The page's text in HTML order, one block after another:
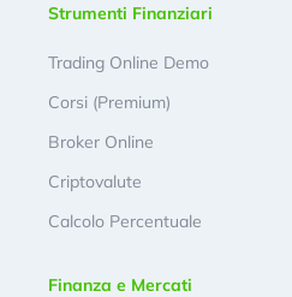
Strumenti Finanziari
Trading Online Demo
Corsi (Premium)
Broker Online
Criptovalute
Calcolo Percentuale
Finanza e Mercati